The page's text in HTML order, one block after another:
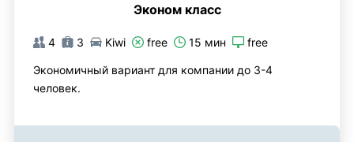
Эконом класс
4 3 Kiwi free 15 мин free
Экономичный вариант для компании до 3-4
человек.